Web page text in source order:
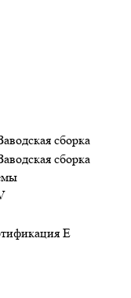
сборка
сборка
E